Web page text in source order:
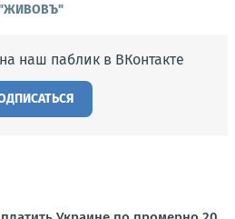
"ЖИВОВЪ"
наш паблик в ВКонтакте